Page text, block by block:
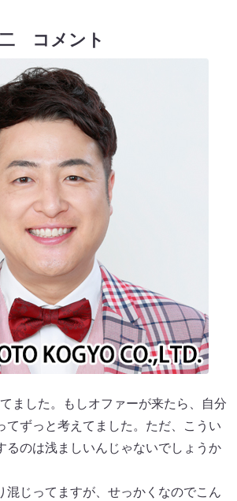
コメント
ました。もしオファーが来たら、自分
てずっと考えてました。ただ、こうい
るのは浅ましいんじゃないでしょうか
混じってますが、せっかくなのでこん